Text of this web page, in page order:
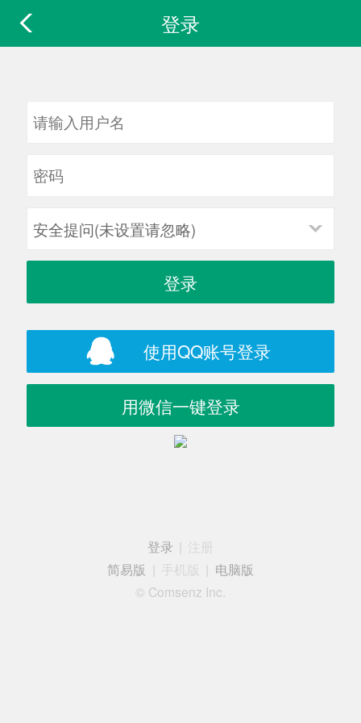
登录
安全提问(未设置请忽略)
登录
使用QQ账号登录
用微信一键登录
登录
注册
简易版
手机版
电脑版
© Comsenz Inc.